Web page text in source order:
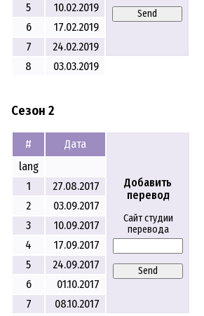
Send
5
10.02.2019
6
17.02.2019
7
24.02.2019
8
03.03.2019
Сезон 2
# Дата
Добавить
перевод
Сайт студии
перевода
Send
lang
1
27.08.2017
2
03.09.2017
3
10.09.2017
4
17.09.2017
5
24.09.2017
6
01.10.2017
7
08.10.2017